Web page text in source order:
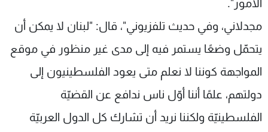
الأمور".
مجدلاني، وفي حديث تلفزيوني"، قال: "لبنان لا يمكن أن
يتحمّل وضعًا يستمر فيه إلى مدى غير منظور في موقع
المواجهة كوننا لا نعلم متى يعود الفلسطينيون إلى
دولتهم، علمًا أننا أوّل ناس ندافع عن القضيّة
الفلسطينيّة ولكننا نريد أن تشارك كل الدول العربيّة